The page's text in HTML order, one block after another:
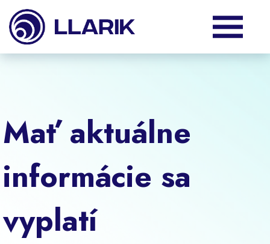
Podpora
O nás
Klienti
Mať aktuálne
informácie sa
vyplatí